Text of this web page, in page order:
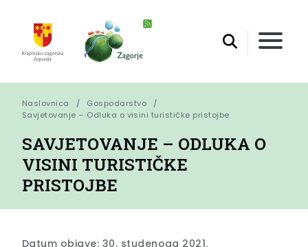
Naslovnica
Gospodarstvo
Savjetovanje – Odluka o visini turističke pristojbe
SAVJETOVANJE – ODLUKA O
VISINI TURISTIČKE
PRISTOJBE
Datum objave: 30. studenoga 2021.